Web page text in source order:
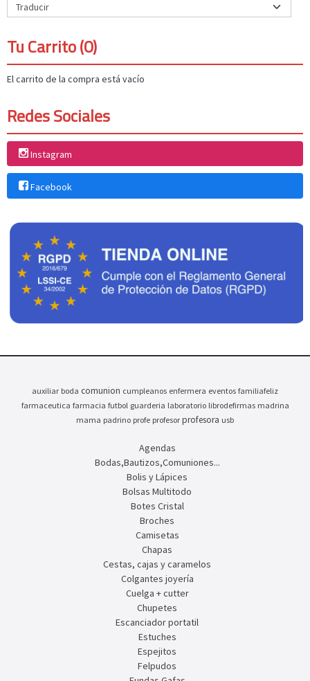
Tu Carrito (0)
El carrito de la compra está vacío
Redes Sociales
Instagram
Facebook
auxiliar boda comunion cumpleanos enfermera eventos familiafeliz
farmaceutica farmacia futbol guarderia laboratorio librodefirmas madrina
mama padrino profe profesor profesora usb
Agendas
Bodas,Bautizos,Comuniones...
Bolis y Lápices
Bolsas Multitodo
Botes Cristal
Broches
Camisetas
Chapas
Cestas, cajas y caramelos
Colgantes joyería
Cuelga + cutter
Chupetes
Escanciador portatil
Estuches
Espejitos
Felpudos